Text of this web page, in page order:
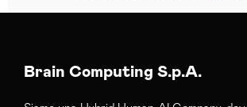
Brain Computing S.p.A.